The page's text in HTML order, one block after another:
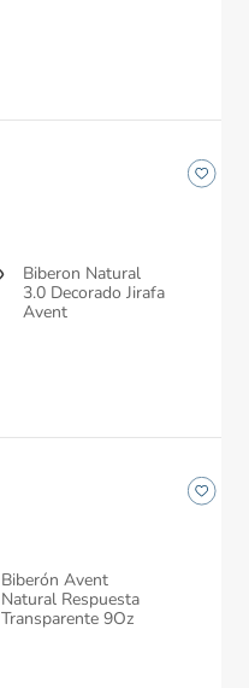
Biberon Natural
3.0 Decorado Jirafa
Avent
Biberón Avent
Natural Respuesta
Transparente 9Oz